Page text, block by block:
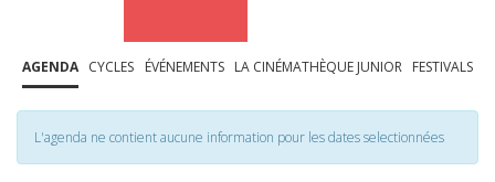
AGENDA CYCLES ÉVÉNEMENTS LA CINÉMATHÈQUE JUNIOR FESTIVALS
L'agenda ne contient aucune information pour les dates selectionnées